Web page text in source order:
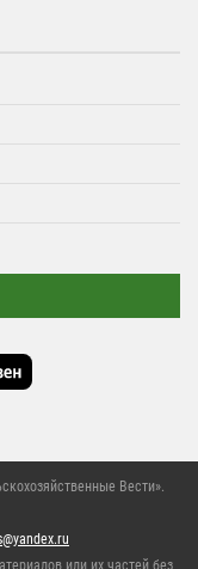
Вести».
или их частей без